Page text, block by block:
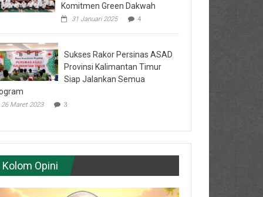
Komitmen Green Dakwah
31 Januari 2025 4
Sukses Rakor Persinas ASAD
Provinsi Kalimantan Timur
Siap Jalankan Semua
26 Maret 2023 3
Kolom Opini